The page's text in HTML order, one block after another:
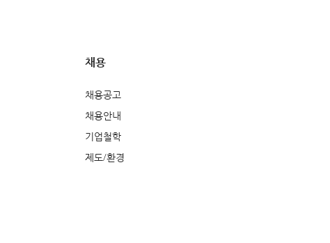
채용
채용공고
채용안내
기업철학
제도/환경